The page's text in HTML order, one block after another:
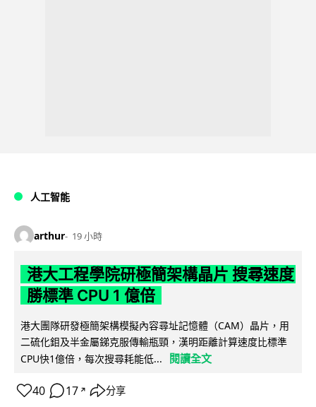
人工智能
arthur 19 小時
港大工程學院研極簡架構晶片 搜尋速度
勝標準 CPU 1 億倍
港大團隊研發極簡架構模擬內容尋址記憶體（CAM）晶片，用
二硫化鉬及半金屬銻克服傳輸瓶頸，漢明距離計算速度比標準
CPU快1億倍，每次搜尋耗能低...
閱讀全文
40 17 ↗ 分享